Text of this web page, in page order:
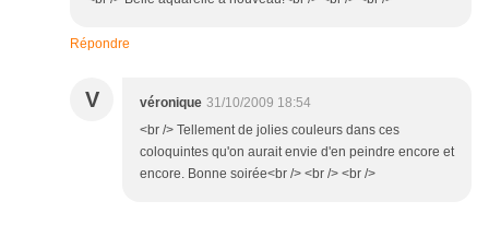
Répondre
V véronique 31/10/2009 18:54
<br /> Tellement de jolies couleurs dans ces
coloquintes qu'on aurait envie d'en peindre encore et
encore. Bonne soirée<br /> <br /> <br />